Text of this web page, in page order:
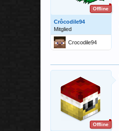
Offline
Crôcodile94
Mitglied
Crocodile94
Offline